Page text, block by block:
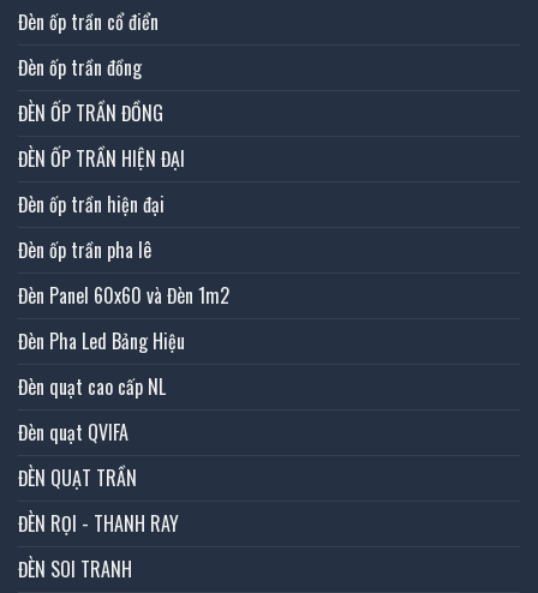
Đèn ốp trần cổ điển
Đèn ốp trần đồng
ĐÈN ỐP TRẦN ĐỒNG
ĐÈN ỐP TRẦN HIỆN ĐẠI
Đèn ốp trần hiện đại
Đèn ốp trần pha lê
Đèn Panel 60x60 và Đèn 1m2
Đèn Pha Led Bảng Hiệu
Đèn quạt cao cấp NL
Đèn quạt QVIFA
ĐÈN QUẠT TRẦN
ĐÈN RỌI - THANH RAY
ĐÈN SOI TRANH